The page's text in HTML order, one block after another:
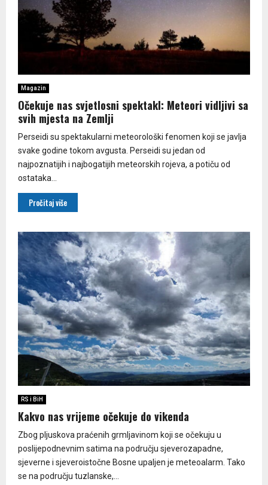
Magazin
Očekuje nas svjetlosni spektakl: Meteori vidljivi sa
svih mjesta na Zemlji
Perseidi su spektakularni meteorološki fenomen koji se javlja
svake godine tokom avgusta. Perseidi su jedan od
najpoznatijih i najbogatijih meteorskih rojeva, a potiču od
ostataka...
Pročitaj više
RS i BiH
Kakvo nas vrijeme očekuje do vikenda
Zbog pljuskova praćenih grmljavinom koji se očekuju u
poslijepodnevnim satima na području sjeverozapadne,
sjeverne i sjeveroistočne Bosne upaljen je meteoalarm. Tako
se na području tuzlanske,...